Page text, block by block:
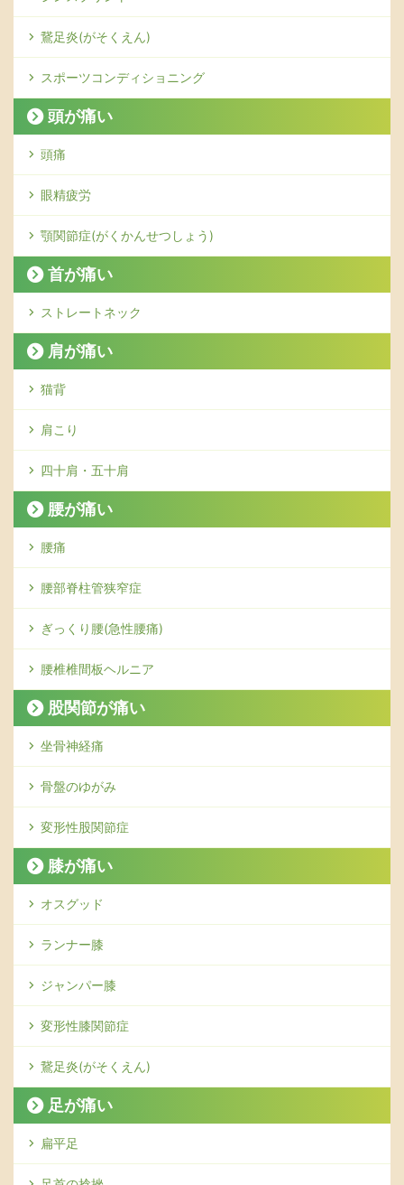
鵞足炎(がそくえん)
スポーツコンディショニング
頭が痛い
頭痛
眼精疲労
顎関節症(がくかんせつしょう)
首が痛い
ストレートネック
肩が痛い
猫背
肩こり
四十肩・五十肩
腰が痛い
腰痛
腰部脊柱管狭窄症
ぎっくり腰(急性腰痛)
腰椎椎間板ヘルニア
股関節が痛い
坐骨神経痛
骨盤のゆがみ
変形性股関節症
膝が痛い
オスグッド
ランナー膝
ジャンパー膝
変形性膝関節症
鵞足炎(がそくえん)
足が痛い
扁平足